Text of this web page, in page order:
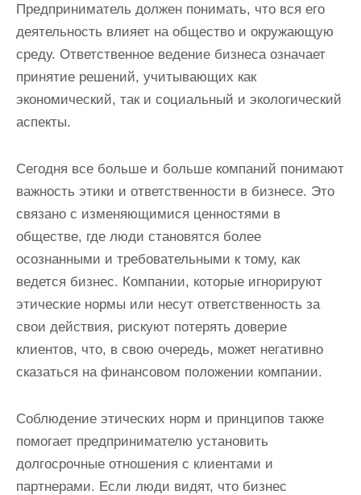
Предприниматель должен понимать, что вся его
деятельность влияет на общество и окружающую
среду. Ответственное ведение бизнеса означает
принятие решений, учитывающих как
экономический, так и социальный и экологический
аспекты.
Сегодня все больше и больше компаний понимают
важность этики и ответственности в бизнесе. Это
связано с изменяющимися ценностями в
обществе, где люди становятся более
осознанными и требовательными к тому, как
ведется бизнес. Компании, которые игнорируют
этические нормы или несут ответственность за
свои действия, рискуют потерять доверие
клиентов, что, в свою очередь, может негативно
сказаться на финансовом положении компании.
Соблюдение этических норм и принципов также
помогает предпринимателю установить
долгосрочные отношения с клиентами и
партнерами. Если люди видят, что бизнес